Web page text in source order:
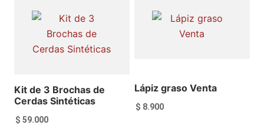
Leer más Añadir al carrito
Kit de 3 Brochas de
Cerdas Sintéticas
$ 59.000
Lápiz graso Venta
$ 8.900